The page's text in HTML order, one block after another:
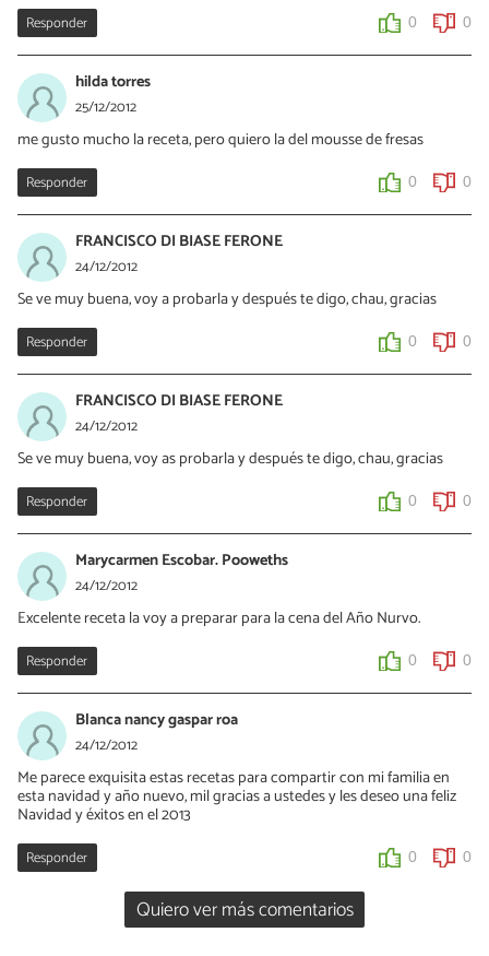
Responder 0 0
hilda torres
25/12/2012
me gusto mucho la receta, pero quiero la del mousse de fresas
Responder 0 0
FRANCISCO DI BIASE FERONE
24/12/2012
Se ve muy buena, voy a probarla y después te digo, chau, gracias
Responder 0 0
FRANCISCO DI BIASE FERONE
24/12/2012
Se ve muy buena, voy as probarla y después te digo, chau, gracias
Responder 0 0
Marycarmen Escobar. Pooweths
24/12/2012
Excelente receta la voy a preparar para la cena del Año Nurvo.
Responder 0 0
Blanca nancy gaspar roa
24/12/2012
Me parece exquisita estas recetas para compartir con mi familia en
esta navidad y año nuevo, mil gracias a ustedes y les deseo una feliz
Navidad y éxitos en el 2013
Responder 0 0
Quiero ver más comentarios